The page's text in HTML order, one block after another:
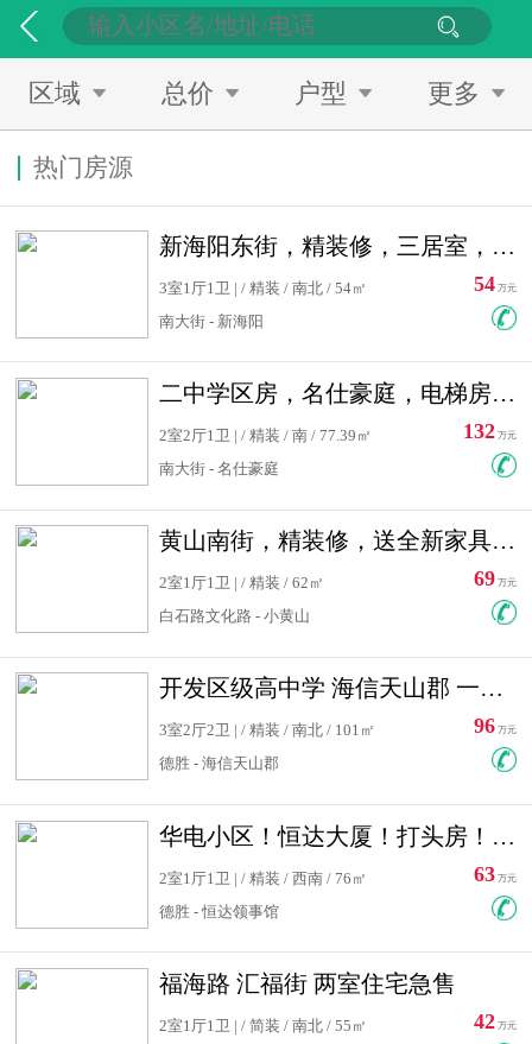
区域 总价 户型 更多
热门房源
新海阳东街，精装修，三居室，南北通透，拎包入住，单价低
3室1厅1卫 | / 精装 / 南北 / 54㎡
南大街 - 新海阳
54 万元
二中学区房，名仕豪庭，电梯房，双南卧室，单价低，急售
2室2厅1卫 | / 精装 / 南 / 77.39㎡
南大街 - 名仕豪庭
132 万元
黄山南街，精装修，送全新家具，看房有钥匙，实用面积大
2室1厅1卫 | / 精装 / 62㎡
白石路文化路 - 小黄山
69 万元
开发区级高中学 海信天山郡 一手合同没有税！ 送车位
3室2厅2卫 | / 精装 / 南北 / 101㎡
德胜 - 海信天山郡
96 万元
华电小区！恒达大厦！打头房！精装修！可低首付！随时看房！
2室1厅1卫 | / 精装 / 西南 / 76㎡
德胜 - 恒达领事馆
63 万元
福海路 汇福街 两室住宅急售
2室1厅1卫 | / 简装 / 南北 / 55㎡
42 万元